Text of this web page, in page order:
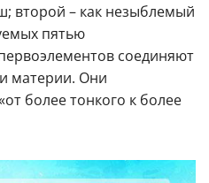
второй – как незыблемый
пятью
соединяют
материи. Они
более тонкого к более